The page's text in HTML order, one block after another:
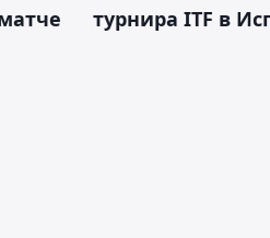
турнира ITF в